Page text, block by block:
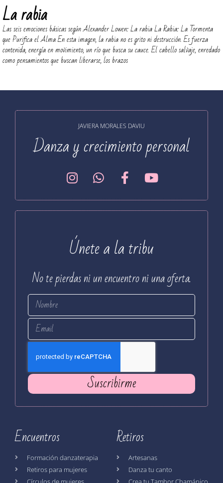
La rabia
Las seis emociones básicas según Alexander Lowen: La rabia La Rabia: La Tormenta
que Purifica el Alma En esta imagen, la rabia no es grito ni destrucción. Es fuerza
contenida, energía en movimiento, un río que busca su cauce. El cabello salvaje, enredado
como pensamientos que buscan liberarse, los brazos
JAVIERA MORALES DAVIU
Danza y crecimiento personal
Únete a la tribu
No te pierdas ni un encuentro ni una oferta.
Suscribirme
Encuentros
Formación danzaterapia
Retiros para mujeres
Retiros
Artesanas
Danza tu canto